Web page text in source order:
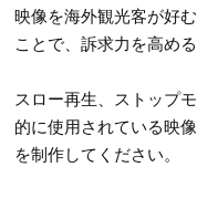
映像を海外観光客が好
ことで、訴求力を高め
スロー再生、ストップ
的に使用されている映
を制作してください。